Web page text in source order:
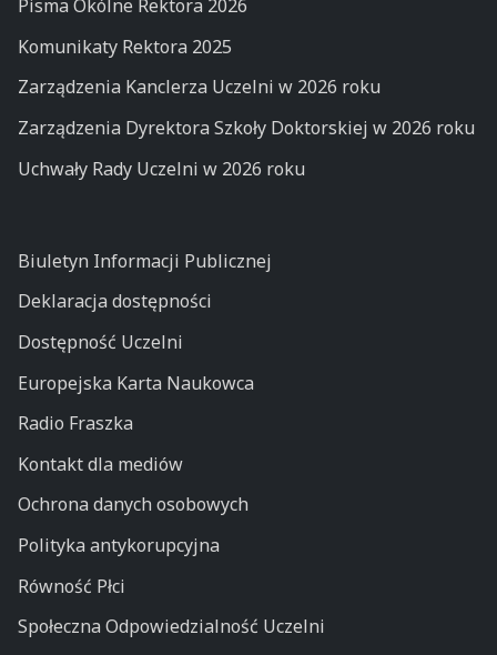
Pisma Okólne Rektora 2026
Komunikaty Rektora 2025
Zarządzenia Kanclerza Uczelni w 2026 roku
Zarządzenia Dyrektora Szkoły Doktorskiej w 2026 roku
Uchwały Rady Uczelni w 2026 roku
Biuletyn Informacji Publicznej
Deklaracja dostępności
Dostępność Uczelni
Europejska Karta Naukowca
Radio Fraszka
Kontakt dla mediów
Ochrona danych osobowych
Polityka antykorupcyjna
Równość Płci
Społeczna Odpowiedzialność Uczelni